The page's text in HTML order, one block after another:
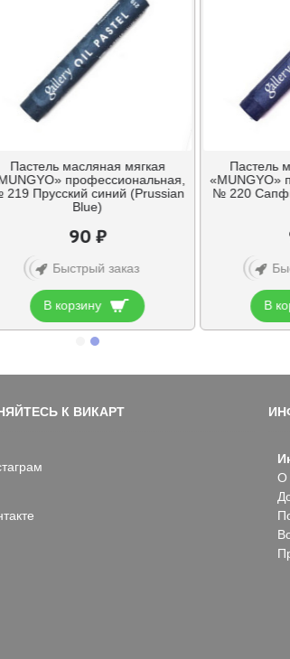
Пастель масляная мягкая
профессиональная,
Прусский синий (Prussian
Blue)
90 ₽
Быстрый заказ
В корзину
Пастель
«MUNGYO»
№ 220
В
К ВИКАРТ
О